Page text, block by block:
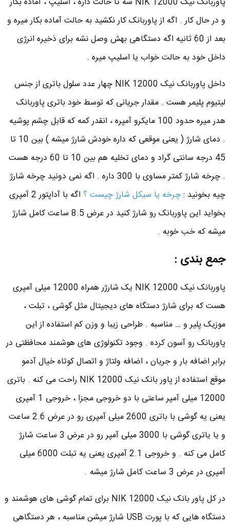
و در حال کار . اگه از پاوربانک کار نکشید به حالت آماده بکار میره و
بعد از 60 ثانیه اگه دستگاهی بهش وصل نشه برای ذخیره انرژی
داخل خود به حالت خواب یا اسلیپ میره .
داخل پاوربانک نیک NIK 12000 چهار عدد سلول باتری از جنس
لیتیوم پلیمر هست . مقدار جریانی که توسط خود باتری پاوربانک
هدر میره حدود 100 مایکرو آمپره ، انقدر کمه که قابل چشم پوشیه
. دمای شارژ ( یعنی موقعی که داره خودش شارژ میشه ) بین 10 تا
45 درجه سانتی گراد و دمای تخلیه هم بین 10 تا 60 درجه هست
. چرخه شارژ کمتر مساوی با 300 داره . اگه نمی دونید چرخه شارژ
چیه بخونید :چرخه یا سیکل شارژ چیست ؟
اگه با آداپتور 2 آمپری
بخواید این پاوربانک رو شارژ کنید در عرض 8.5 ساعت کامل شارژ
میشه که خب خوبه .
جمع بندی :
پاوربانک نیک NIK 12000 یک شارژر همراه 12000 میلی آمپری
هست که برای شارژ دستگاه های دیجیتال مثل گوشی ، تبلت ،
موزیک پلیر و … مناسبه . طراحی زیبا و وزن کم استفاده از این
پاوربانک رو آسون کرده . وجود تکنولوژی های هوشمند محافظتی در
برابر اضافه بار و جریان ، اضافه ولتاژ و اتصال کوتاه خیال آدمو
موقع استفاده از پاور بانک نیک NIK 12000 راحت می کنه . باتری
12000 میلی آمپر ساعتی با دو خروجی مجزا ، خروجی 1 آمپری
یعنی یه گوشی با باتری 2600 میلی آمپری رو در عرض 2.6 ساعت
و یا یاتری گوشی با 3000 میلی آمپر رو در عرض 3 ساعت شارژ
کامل می کنه . و خروجی 2.1 آمپری یعنی یه تبلت 6000 میلی
آمپری در عرض 3 ساعت کامل شارژ میشه .
در کل پاور بانک نیک NIK 12000 برای تمام گوشی های هوشمند و
دستگاه هایی که با پورت USB شارژ میشن مناسبه ، هر دستگاهی